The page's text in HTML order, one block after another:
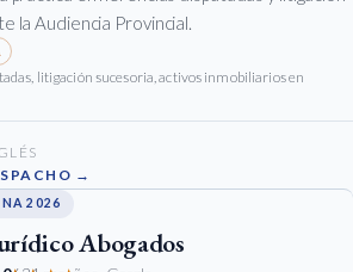
la Audiencia Provincial.
litigación sucesoria, activos inmobiliarios en
→
2026
Abogados